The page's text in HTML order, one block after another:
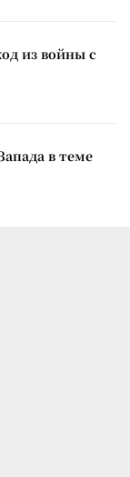
из войны с
в теме